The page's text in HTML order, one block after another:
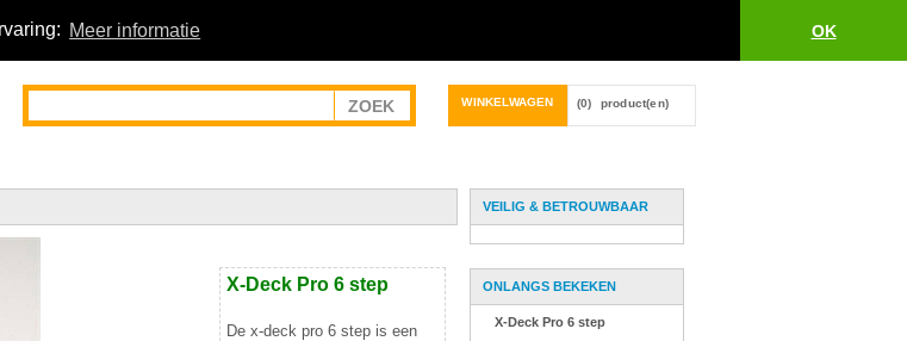
Meer informatie OK
WINKELWAGEN (0) product(en)
X-Deck Pro 6 step
De x-deck pro 6 step is een
VEILIG & BETROUWBAAR
ONLANGS BEKEKEN
X-Deck Pro 6 step